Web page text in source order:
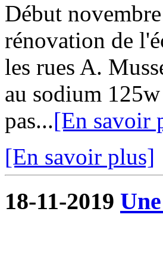
Début
rénovation de
les rues A.
au sodium
pas...[En savoir
[En savoir plus]
18-11-2019